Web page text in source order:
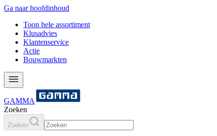
Ga naar hoofdinhoud
Toon hele assortiment
Klusadvies
Klantenservice
Actie
Bouwmarkten
GAMMA
Zoeken
Zoeken